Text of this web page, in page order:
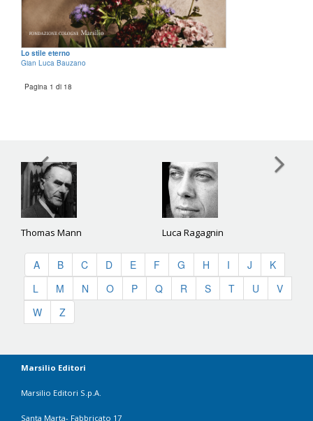
Lo stile eterno
Gian Luca Bauzano
Pagina 1 di 18
Thomas Mann Luca Ragagnin
A B C D E F G H I J
K
L
M N O P Q R S T U
V
W
Z
Marsilio Editori
Marsilio Editori S.p.A.
Santa Marta- Fabbricato 17